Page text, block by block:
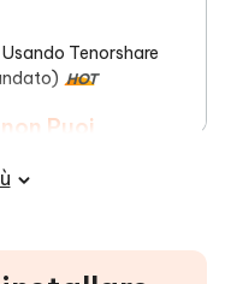
Tenorshare
HOT
Puoi